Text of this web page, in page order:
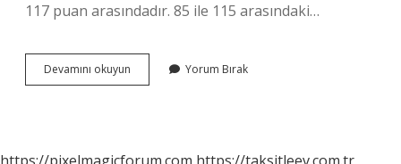
117 puan arasındadır. 85 ile 115 arasındaki…
Devamını okuyun Dünyanın
En
Yorum Bırak